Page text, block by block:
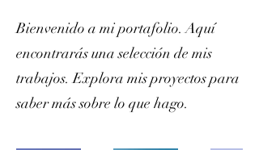
Bienvenido a mi portafolio. Aquí
encontrarás una selección de mis
trabajos. Explora mis proyectos para
saber más sobre lo que hago.